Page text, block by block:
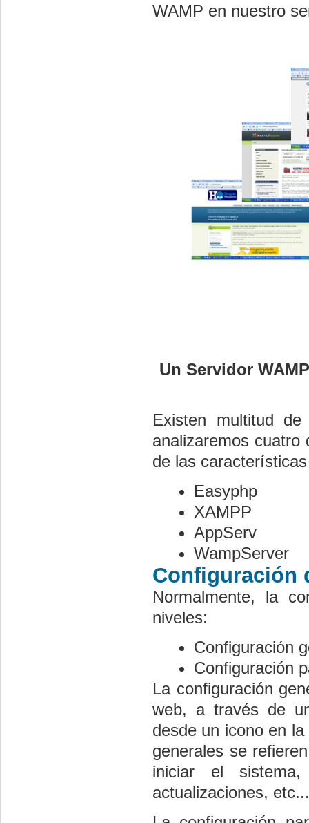
WAMP en nuestro
Un Servidor
Existen multitud
analizaremos
de las
Easyphp
XAMPP
AppServ
WampServer
Configuración
Normalmente, la
niveles:
Configuración
Configuración
La configuración
web, a través de
desde un icono en
generales se
iniciar el
actualizaciones, etc...